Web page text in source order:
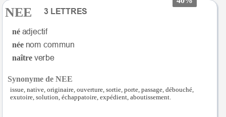
NEE
né
née
naître
Synonyme de NEE
issue, native, originaire, ouverture, sortie, porte, passage, débouché,
exutoire, solution, échappatoire, expédient, aboutissement.